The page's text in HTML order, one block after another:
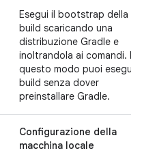
Esegui il bootstrap della
build scaricando una
distribuzione Gradle e
inoltrandola ai comandi. In
questo modo puoi
build senza dover
preinstallare Gradle.
Configurazione della
macchina locale